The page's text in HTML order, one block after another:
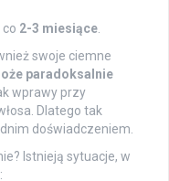
2-3 miesiące
swoje ciemne
paradoksalnie
wprawy przy
Dlatego tak
doświadczeniem.
Istnieją sytuacje, w